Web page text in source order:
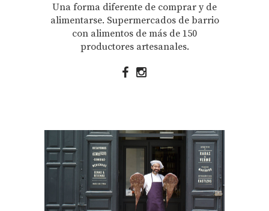
Una forma diferente de comprar y de
alimentarse. Supermercados de barrio
con alimentos de más de 150
productores artesanales.